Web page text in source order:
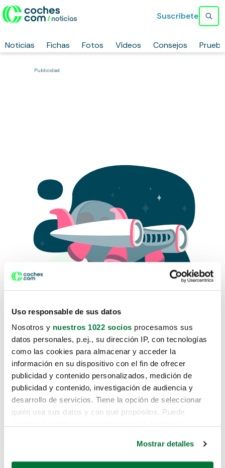
Uso responsable de sus datos
Nosotros y nuestros 1022 socios procesamos sus
datos personales, p.ej., su dirección IP, con tecnologías
como las cookies para almacenar y acceder la
información en su dispositivo con el fin de ofrecer
publicidad y contenido personalizados, medición de
publicidad y contenido, investigación de audiencia y
desarrollo de servicios. Tiene la opción de seleccionar
quién usa sus datos y con qué propósitos. Puede
Mostrar detalles
Noticias Fichas Fotos Vídeos Consejos
Suscríbete
Publicidad
Lo sentimos, no sabemos como
te hemos traido hasta aquí.
Pero puedes encontrar el coche que estás
buscando en alguno de estos enlaces:
Coches de segunda mano